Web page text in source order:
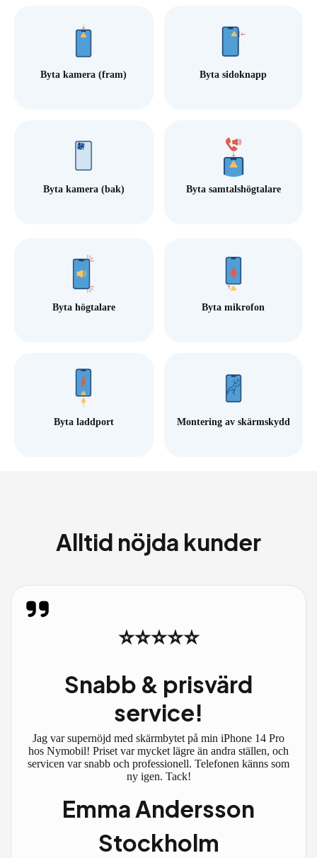
Byta kamera (fram) Byta sidoknapp
Byta kamera (bak) Byta samtalshögtalare
Byta högtalare Byta mikrofon
Byta laddport Montering av skärmskydd
Alltid nöjda kunder
⭐⭐⭐⭐⭐
Snabb & prisvärd
service!
Jag var supernöjd med skärmbytet på min iPhone 14 Pro
hos Nymobil! Priset var mycket lägre än andra ställen, och
servicen var snabb och professionell. Telefonen känns som
ny igen. Tack!
Emma Andersson
Stockholm